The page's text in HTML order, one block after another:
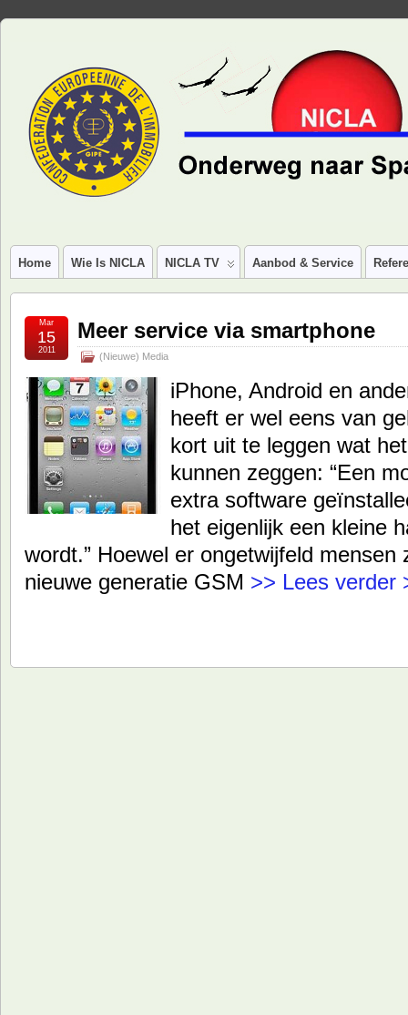
Home Wie Is NICLA NICLA TV Aanbod & Service
Meer service via smartphone
(Nieuwe) Media
Mar
15
2011
iPhone, Android en
heeft er wel eens van
kort uit te leggen wat
kunnen zeggen: “Een
extra software
het eigenlijk een kleine
wordt.” Hoewel er ongetwijfeld mensen
nieuwe generatie GSM >> Lees verder